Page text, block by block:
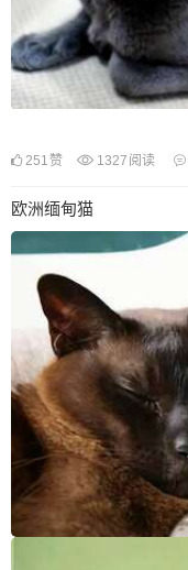
251 赞 1327 阅读
欧洲缅甸猫